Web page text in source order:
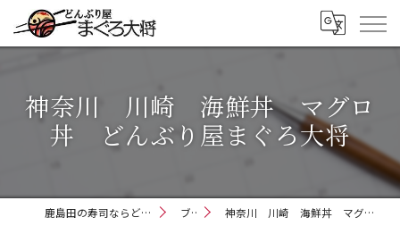
神奈川 川崎 海鮮丼 マグロ
丼 どんぶり屋まぐろ大将
鹿島田の寿司ならどんぶり屋まぐろ大将 ブログ 神奈川 川崎 海鮮丼 マグロ丼 どんぶり屋まぐろ大将